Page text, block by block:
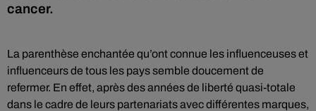
cancer.
La parenthèse enchantée qu’ont connue les influenceuses et
influenceurs de tous les pays semble doucement de
refermer. En effet, après des années de liberté quasi-totale
dans le cadre de leurs partenariats avec différentes marques,